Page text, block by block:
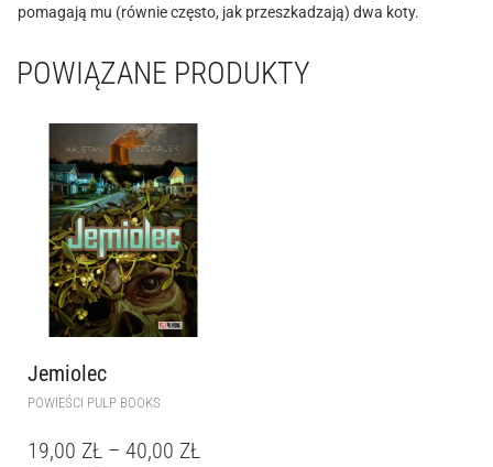
pomagają mu (równie często, jak przeszkadzają) dwa koty.
POWIĄZANE PRODUKTY
Jemiolec
POWIEŚCI PULP BOOKS
19,00 ZŁ – 40,00 ZŁ